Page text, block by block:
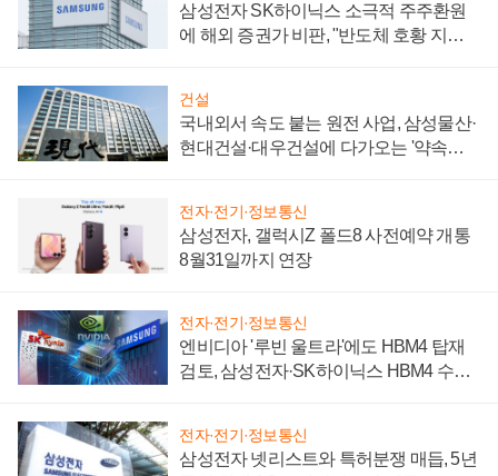
삼성전자 SK하이닉스 소극적 주주환원
에 해외 증권가 비판, "반도체 호황 지속
건설
국내외서 속도 붙는 원전 사업, 삼성물산·
현대건설·대우건설에 다가오는 '약속의
전자·전기·정보통신
삼성전자, 갤럭시Z 폴드8 사전예약 개통
8월31일까지 연장
전자·전기·정보통신
엔비디아 '루빈 울트라'에도 HBM4 탑재
검토, 삼성전자·SK하이닉스 HBM4 수율
전자·전기·정보통신
삼성전자 넷리스트와 특허분쟁 매듭, 5년